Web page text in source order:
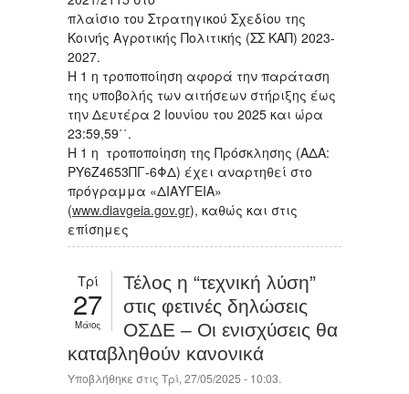
πλαίσιο του Στρατηγικού Σχεδίου της
Κοινής Αγροτικής Πολιτικής (ΣΣ ΚΑΠ) 2023-
2027.
Η 1 η τροποποίηση αφορά την παράταση
της υποβολής των αιτήσεων στήριξης έως
την Δευτέρα 2 Ιουνίου του 2025 και ώρα
23:59,59΄΄.
Η 1 η τροποποίηση της Πρόσκλησης (ΑΔΑ:
ΡΥ6Ζ4653ΠΓ-6ΦΔ) έχει αναρτηθεί στο
πρόγραμμα «ΔΙΑΥΓΕΙΑ»
(www.diavgeia.gov.gr), καθώς και στις
επίσημες
Τρί
27
Μάιος
Τέλος η “τεχνική λύση”
στις φετινές δηλώσεις
ΟΣΔΕ – Οι ενισχύσεις θα
καταβληθούν κανονικά
Υποβλήθηκε στις Τρί, 27/05/2025 - 10:03.